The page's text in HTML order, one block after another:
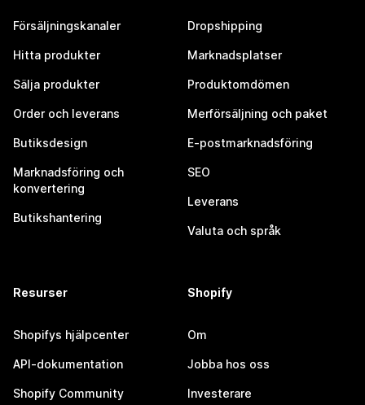
Försäljningskanaler
Hitta produkter
Sälja produkter
Order och leverans
Butiksdesign
Marknadsföring och
konvertering
Butikshantering
Dropshipping
Marknadsplatser
Produktomdömen
Merförsäljning och paket
E-postmarknadsföring
SEO
Leverans
Valuta och språk
Resurser
Shopifys hjälpcenter
API-dokumentation
Shopify Community
Shopify
Om
Jobba hos oss
Investerare